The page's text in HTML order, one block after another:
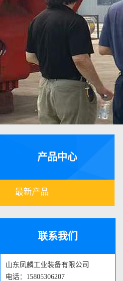
产品中心
最新产品
联系我们
山东凤麟工业装备有限公司
电话：15805306207